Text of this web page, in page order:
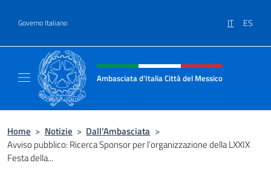
Governo Italiano IT ES
Intestazione sito, social e menù
Ambasciata d'Italia Città del Messico
Home > Notizie > Dall’Ambasciata >
Avviso pubblico: Ricerca Sponsor per l’organizzazione della LXXIX
Festa della...